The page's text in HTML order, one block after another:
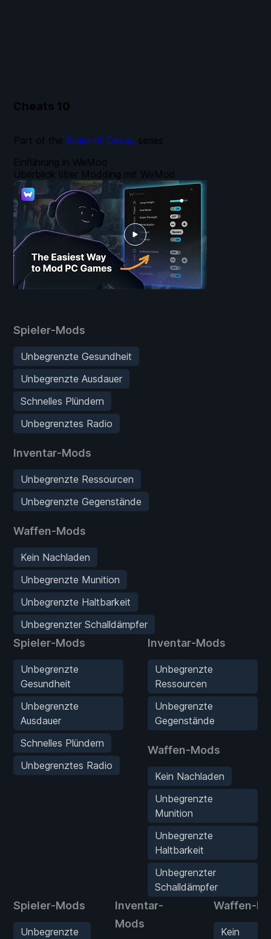
Cheats 10
Spieler-Mods
Unbegrenzte Gesundheit
Unbegrenzte Ausdauer
Schnelles Plündern
Unbegrenztes Radio
Inventar-Mods
Unbegrenzte Ressourcen
Unbegrenzte Gegenstände
Waffen-Mods
Kein Nachladen
Unbegrenzte Munition
Unbegrenzte Haltbarkeit
Unbegrenzter Schalldämpfer
Spieler-Mods
Unbegrenzte
Gesundheit
Unbegrenzte
Ausdauer
Schnelles Plündern
Unbegrenztes Radio
Inventar-Mods
Unbegrenzte
Ressourcen
Unbegrenzte
Gegenstände
Waffen-Mods
Kein Nachladen
Unbegrenzte
Munition
Unbegrenzte
Haltbarkeit
Unbegrenzter
Schalldämpfer
Spieler-Mods
Unbegrenzte
Inventar-
Mods
Waffen-
Kein
Einführung in WeMod
Überblick über Modding mit WeMod
Part of the State of Decay series